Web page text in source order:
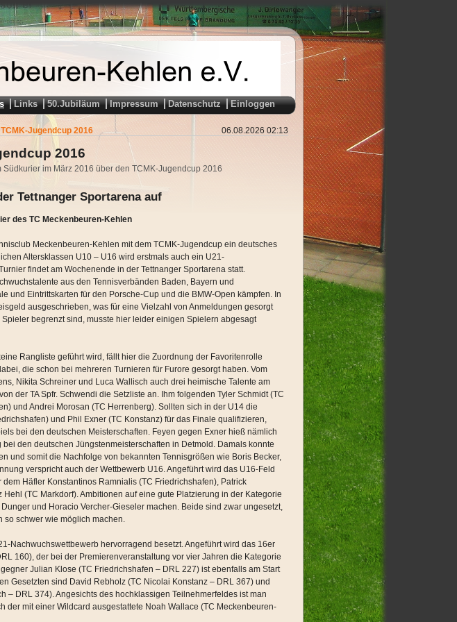
Links 50.Jubiläum Impressum Datenschutz Einloggen
Jugendcup 2016 06.08.2026 02:13
2016
im März 2016 über den TCMK-Jugendcup 2016
Tettnanger Sportarena auf
des TC Meckenbeuren-Kehlen
Meckenbeuren-Kehlen mit dem TCMK-Jugendcup ein deutsches
Altersklassen U10 – U16 wird erstmals auch ein U21-
findet am Wochenende in der Tettnanger Sportarena statt.
aus den Tennisverbänden Baden, Bayern und
und Eintrittskarten für den Porsche-Cup und die BMW-Open kämpfen. In
ausgeschrieben, was für eine Vielzahl von Anmeldungen gesorgt
begrenzt sind, musste hier leider einigen Spielern abgesagt
Rangliste geführt wird, fällt hier die Zuordnung der Favoritenrolle
die schon bei mehreren Turnieren für Furore gesorgt haben. Vom
Nikita Schreiner und Luca Wallisch auch drei heimische Talente am
der TA Spfr. Schwendi die Setzliste an. Ihm folgenden Tyler Schmidt (TC
und Andrei Morosan (TC Herrenberg). Sollten sich in der U14 die
und Phil Exner (TC Konstanz) für das Finale qualifizieren,
bei den deutschen Meisterschaften. Feyen gegen Exner hieß nämlich
den deutschen Jüngstenmeisterschaften in Detmold. Damals konnte
und somit die Nachfolge von bekannten Tennisgrößen wie Boris Becker,
verspricht auch der Wettbewerb U16. Angeführt wird das U16-Feld
Häfler Konstantinos Ramnialis (TC Friedrichshafen), Patrick
(TC Markdorf). Ambitionen auf eine gute Platzierung in der Kategorie
und Horacio Vercher-Gieseler machen. Beide sind zwar ungesetzt,
so schwer wie möglich machen.
Nachwuchswettbewerb hervorragend besetzt. Angeführt wird das 16er
160), der bei der Premierenveranstaltung vor vier Jahren die Kategorie
Julian Klose (TC Friedrichshafen – DRL 227) ist ebenfalls am Start
Gesetzten sind David Rebholz (TC Nicolai Konstanz – DRL 367) und
– DRL 374). Angesichts des hochklassigen Teilnehmerfeldes ist man
der mit einer Wildcard ausgestattete Noah Wallace (TC Meckenbeuren-